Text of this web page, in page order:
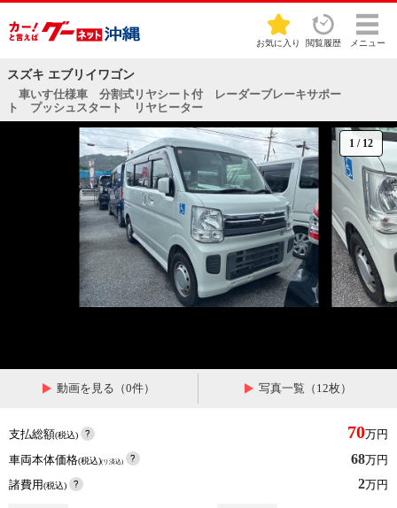
お気に入り 閲覧履歴 メニュー
スズキ エブリイワゴン
車いす仕様車 分割式リヤシート付 レーダーブレーキサポー
ト プッシュスタート リヤヒーター
1 / 12
動画を見る（0件） 写真一覧（12枚）
支払総額(税込) 70万円
車両本体価格(税込)(リ済込) 68万円
諸費用(税込) 2万円